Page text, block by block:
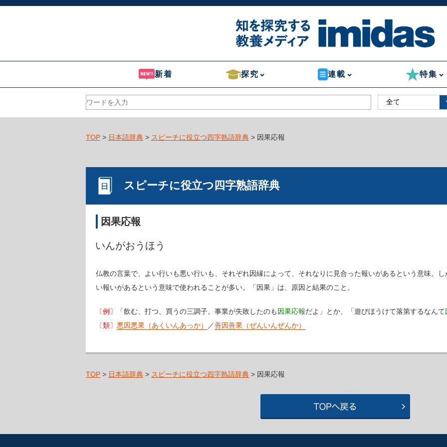
新着 探究 連載 特集
TOP > 日本語辞典 > スピーチに役立つ四字熟語辞典 > 因果応報
スピーチに役立つ四字熟語辞典
因果応報
いんがおうほう
仏教の言葉で、よい行いも悪い行いも、それぞれ因縁によって、それなりに見合った報いがあるという意味。
い報いがあるという意味で使われることが多い。「因果」は、原因と結果のこと。
〔例〕 「飲む、打つ、買うの三調子。事業が失敗したのも因果応報だよ」とか、「遊びほうけて落第するなんて
〔類〕 悪因悪果（あくいんあっか） ／善因善果（ぜんいんぜんか）
TOP > 日本語辞典 > スピーチに役立つ四字熟語辞典 > 因果応報